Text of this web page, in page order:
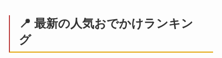
📍 最新の人気おでかけランキン
グ